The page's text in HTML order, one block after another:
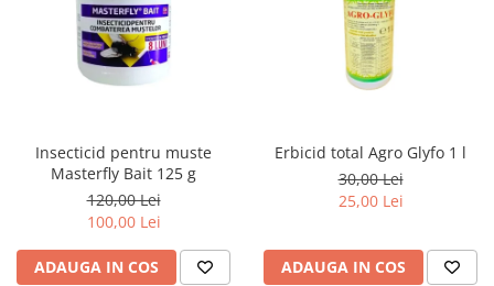
Insecticid pentru muste
Masterfly Bait 125 g
120,00 Lei
100,00 Lei
ADAUGA IN COS
Erbicid total Agro Glyfo 1 l
30,00 Lei
25,00 Lei
ADAUGA IN COS